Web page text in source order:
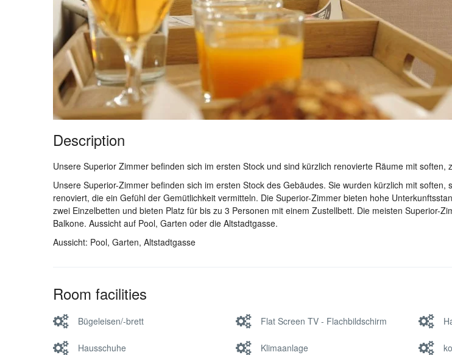
Description
Unsere Superior Zimmer befinden sich im ersten Stock und sind kürzlich renovierte Räume mit soften,
Unsere Superior-Zimmer befinden sich im ersten Stock des Gebäudes. Sie wurden kürzlich mit soften,
renoviert, die ein Gefühl der Gemütlichkeit vermitteln. Die Superior-Zimmer bieten hohe
zwei Einzelbetten und bieten Platz für bis zu 3 Personen mit einem Zustellbett. Die meisten Superior-
Balkone. Aussicht auf Pool, Garten oder die Altstadtgasse.
Aussicht: Pool, Garten, Altstadtgasse
Room facilities
Bügeleisen/-brett Flat Screen TV - Flachbildschirm
Hausschuhe Klimaanlage